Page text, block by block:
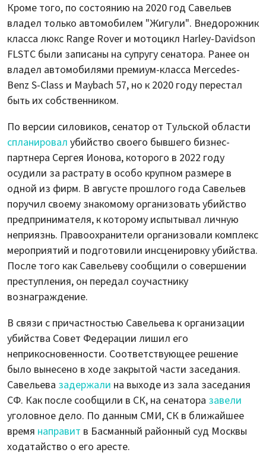
Кроме того, по состоянию на 2020 год Савельев
владел только автомобилем "Жигули". Внедорожник
класса люкс Range Rover и мотоцикл Harley-Davidson
FLSTC были записаны на супругу сенатора. Ранее он
владел автомобилями премиум-класса Mercedes-
Benz S-Class и Maybach 57, но к 2020 году перестал
быть их собственником.
По версии силовиков, сенатор от Тульской области
спланировал убийство своего бывшего бизнес-
партнера Сергея Ионова, которого в 2022 году
осудили за растрату в особо крупном размере в
одной из фирм. В августе прошлого года Савельев
поручил своему знакомому организовать убийство
предпринимателя, к которому испытывал личную
неприязнь. Правоохранители организовали комплекс
мероприятий и подготовили инсценировку убийства.
После того как Савельеву сообщили о совершении
преступления, он передал соучастнику
вознаграждение.
В связи с причастностью Савельева к организации
убийства Совет Федерации лишил его
неприкосновенности. Соответствующее решение
было вынесено в ходе закрытой части заседания.
Савельева задержали на выходе из зала заседания
СФ. Как после сообщили в СК, на сенатора завели
уголовное дело. По данным СМИ, СК в ближайшее
время направит в Басманный районный суд Москвы
ходатайство о его аресте.